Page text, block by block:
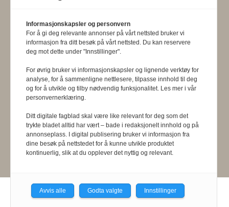
skal gjennom en saklig og fri
informasjons- og opinionsformidling
seg i samsvar med samfunnets og
befolkningens behov. Tidsskriftet skal
belyse fysioterapifaglige
organisasjons-, utdannings- og helse-
og sosialpolitiske forhold.
Informasjonskapsler og personvern
For å gi deg relevante annonser på vårt nettsted bruker vi
informasjon fra ditt besøk på vårt nettsted. Du kan reservere
deg mot dette under "Innstillinger".
For øvrig bruker vi informasjonskapsler og lignende verktøy for
analyse, for å sammenligne nettlesere, tilpasse innhold til deg
og for å utvikle og tilby nødvendig funksjonalitet. Les mer i vår
personvernerklæring.
Ditt digitale fagblad skal være like relevant for deg som det
trykte bladet alltid har vært – bade i redaksjonelt innhold og på
annonseplass. I digital publisering bruker vi informasjon fra
dine besøk på nettstedet for å kunne utvikle produktet
kontinuerlig, slik at du opplever det nyttig og relevant.
Avvis alle Godta valgte Innstillinger